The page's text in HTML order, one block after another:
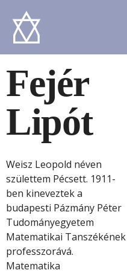
Fejér
Lipót
Weisz Leopold néven
születtem Pécsett. 1911-
ben kineveztek a
budapesti Pázmány Péter
Tudományegyetem
Matematikai Tanszékének
professzorává.
Matematika